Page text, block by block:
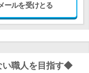
ールを受けとる
い職人を目指す◆